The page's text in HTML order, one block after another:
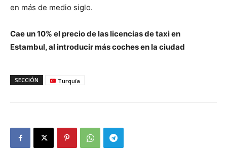
en más de medio siglo.
Cae un 10% el precio de las licencias de taxi en
Estambul, al introducir más coches en la ciudad
SECCIÓN Turquía